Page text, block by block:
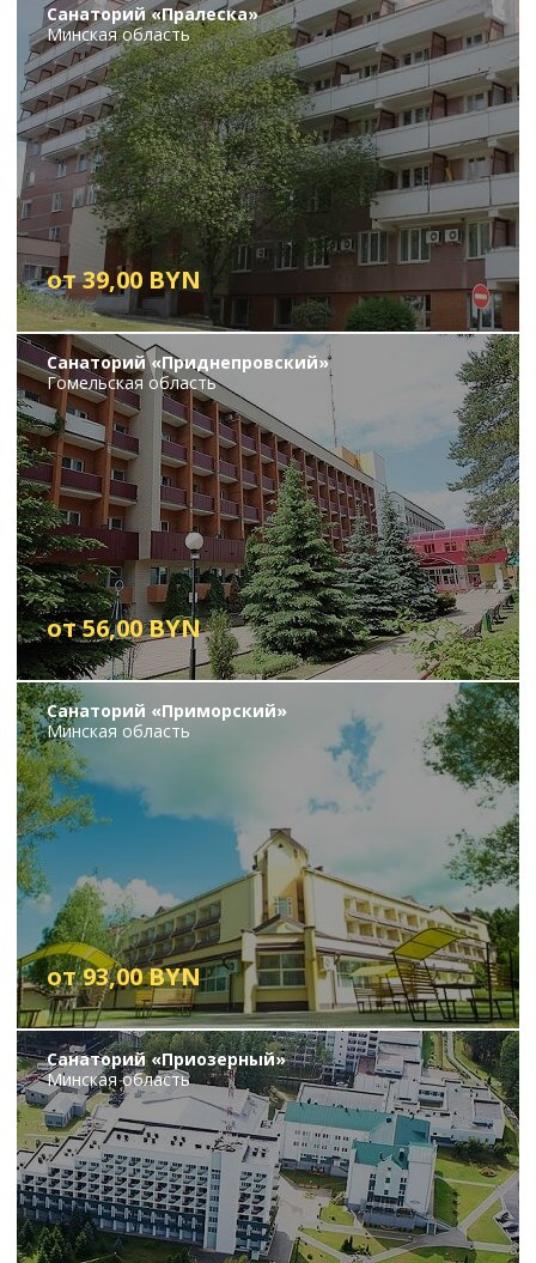
Санаторий «Пралеска»
Минская область
от 39,00 BYN
Санаторий «Приднепровский»
Гомельская область
от 56,00 BYN
Санаторий «Приморский»
Минская область
от 93,00 BYN
Санаторий «Приозерный»
Минская область